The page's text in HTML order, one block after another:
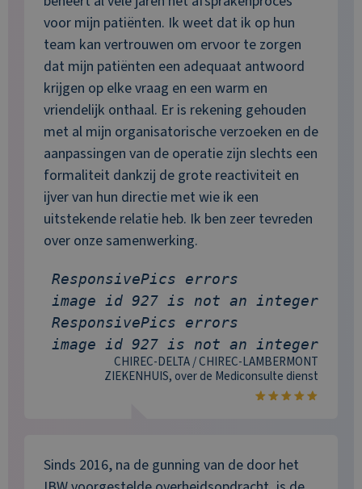
voor mijn patiënten. Ik weet dat ik op hun
team kan vertrouwen om ervoor te zorgen
dat mijn patiënten een adequaat antwoord
krijgen op elke vraag en een warm en
vriendelijk onthaal. Er is rekening gehouden
met al mijn organisatorische verzoeken en de
aanpassingen van de operatie zijn slechts een
formaliteit dankzij de grote reactiviteit en
ijver van hun directie met wie ik een
uitstekende relatie heb. Ik ben zeer tevreden
over onze samenwerking.
ResponsivePics errors
image id 927 is not an integer
ResponsivePics errors
image id 927 is not an integer
CHIREC-DELTA / CHIREC-LAMBERMONT
ZIEKENHUIS, over de Mediconsultedienst
Sinds 2016, na de gunning van de door het